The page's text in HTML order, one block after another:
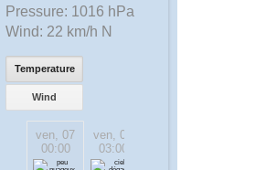
Pressure: 1016 hPa
Wind: 22 km/h N
Temperature
Wind
ven, 07
00:00
ven, 07
03:00